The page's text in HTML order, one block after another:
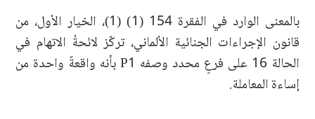
بالمعنى الوارد في الفقرة 154 (1) (1)، الخيار الأول، من
قانون الإجراءات الجنائية الألماني، تركّز لائحةُ الاتهام في
الحالة 16 على فرعٍ محدد وصفه P1 بأنه واقعةٌ واحدة من
إساءة المعاملة.